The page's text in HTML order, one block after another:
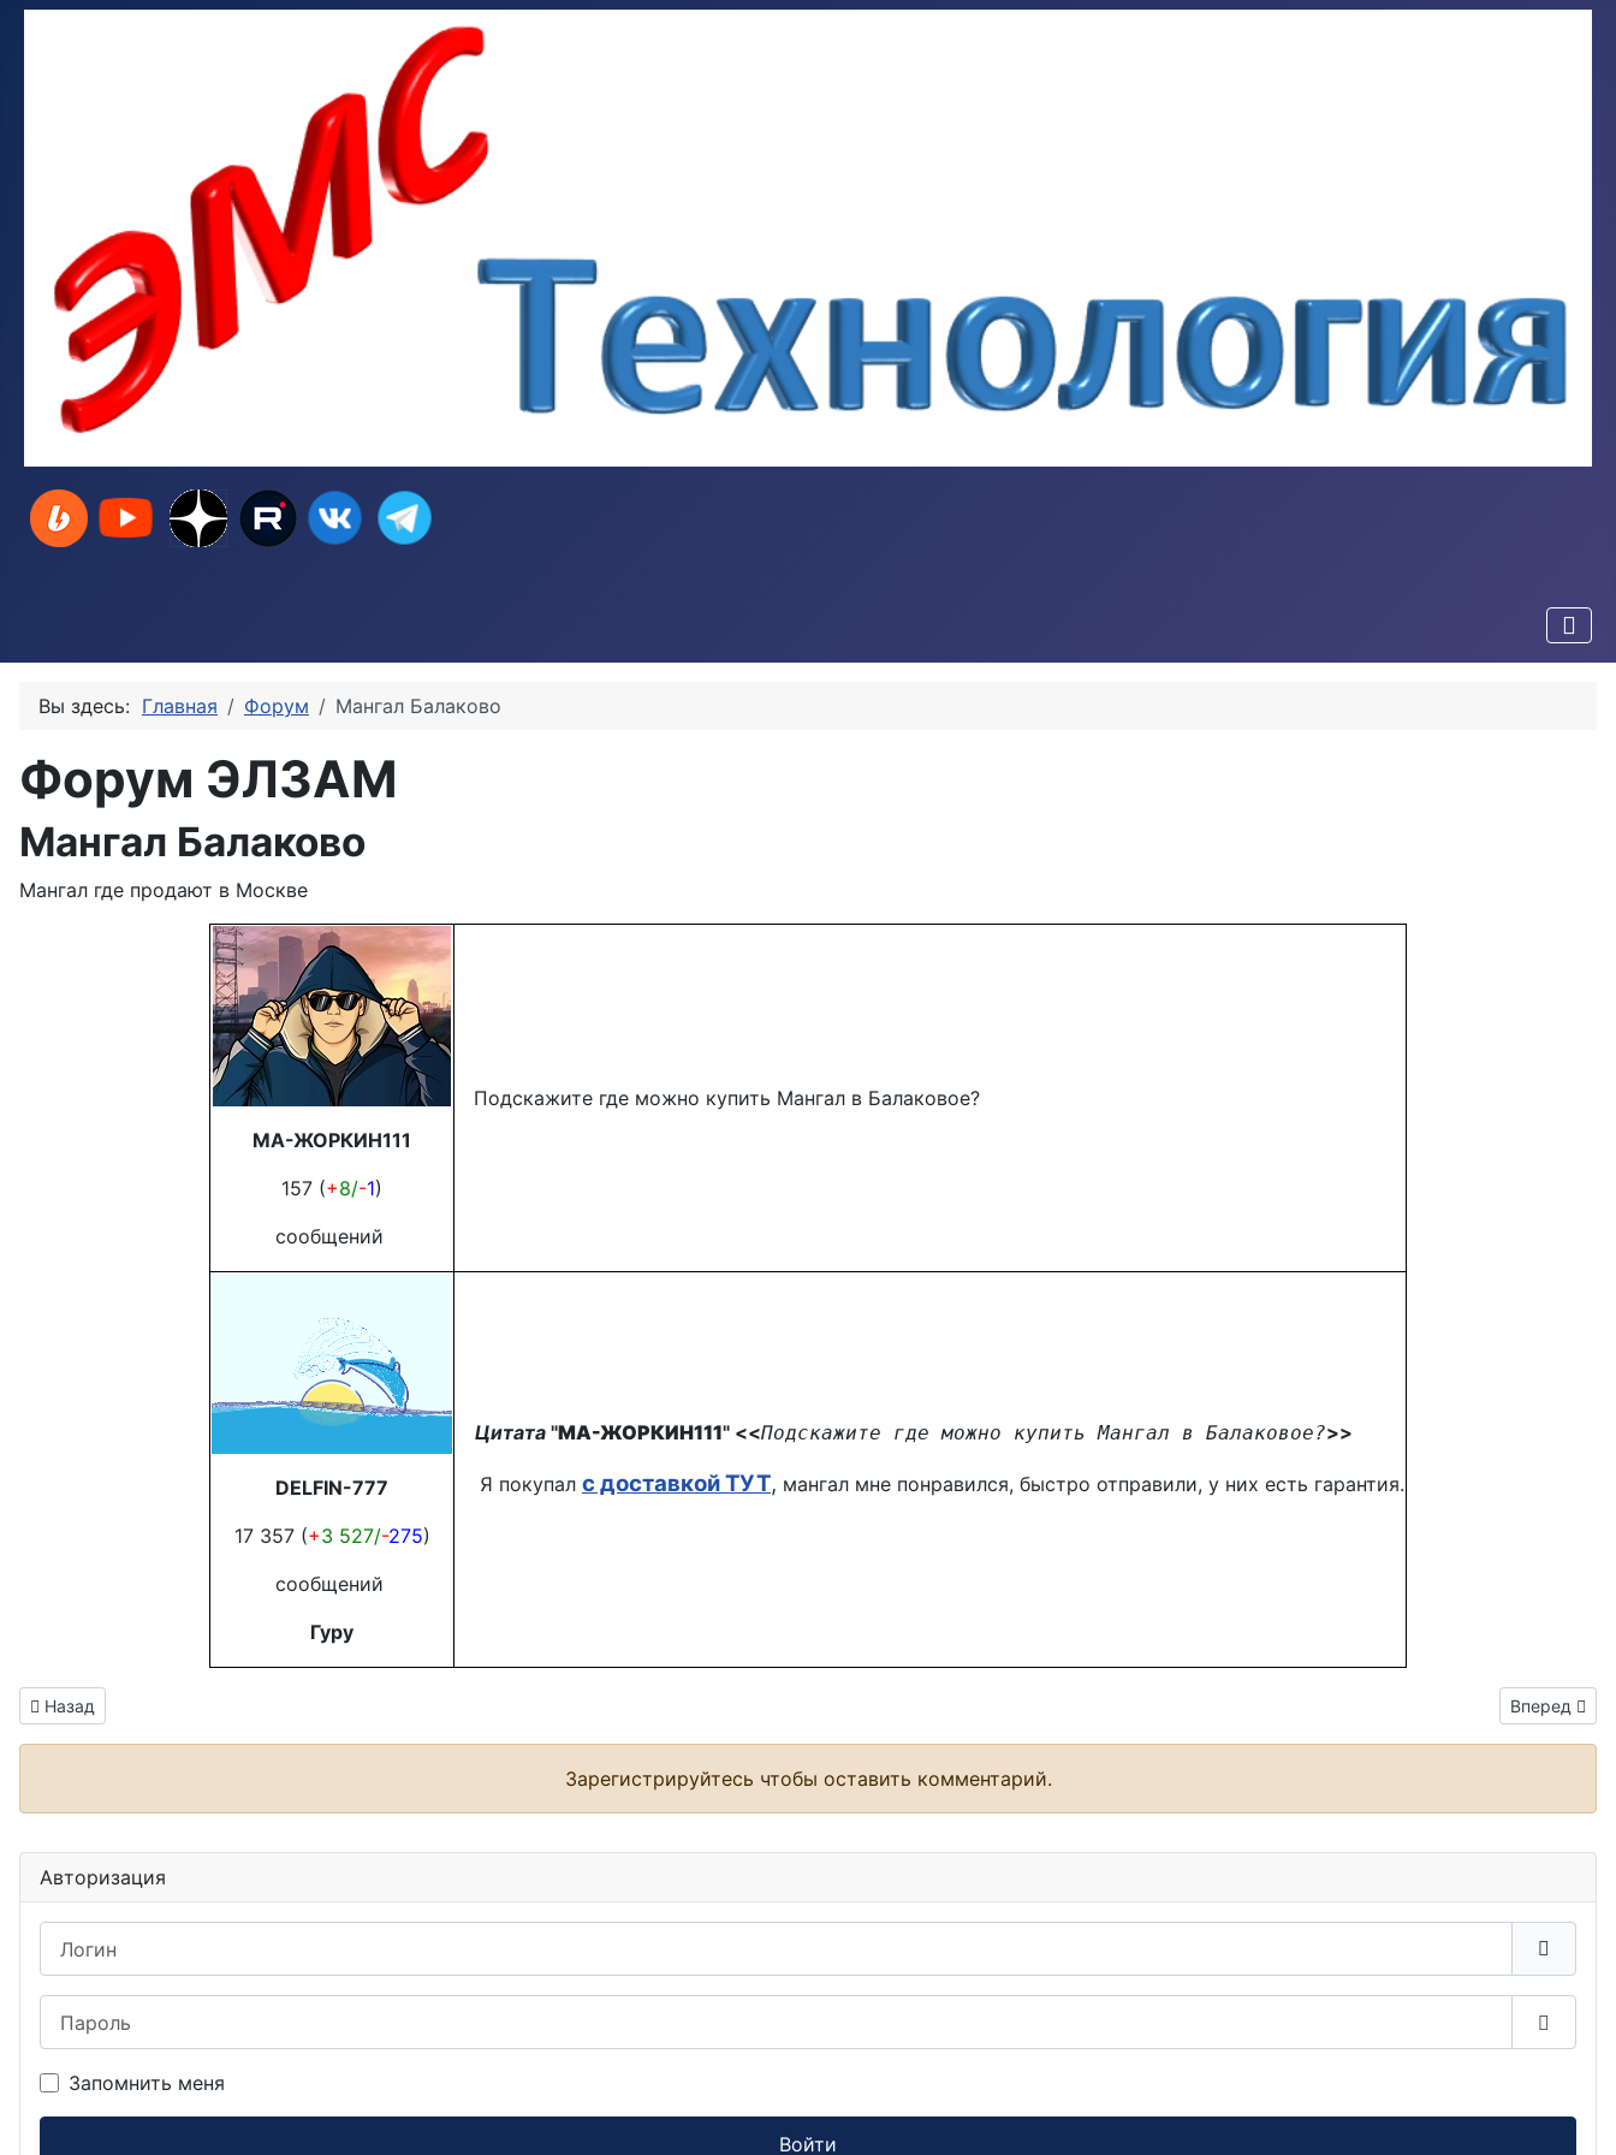
Вы здесь: Главная Форум Мангал Балаково
Форум ЭЛЗАМ
Мангал Балаково
Мангал где продают в Москве
МА-ЖОРКИН111
157 (+8/-1)
сообщений
Подскажите где можно купить Мангал в Балаковое?
DELFIN-777
17 357 (+3 527/-275)
сообщений
Гуру
Цитата "МА-ЖОРКИН111" <<Подскажите где можно купить Мангал в Балаковое?>>
Я покупал с доставкой ТУТ, мангал мне понравился, быстро отправили, у них есть гарантия.
Информация о материале
Предыдущий: ДХО Березники
Назад Вперед
Зарегистрируйтесь чтобы оставить комментарий.
Авторизация
Запомнить меня
Войти